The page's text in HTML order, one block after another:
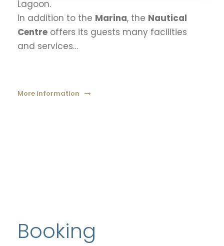
Lagoon.
In addition to the Marina, the Nautical
Centre offers its guests many facilities
and services…
More information
Booking